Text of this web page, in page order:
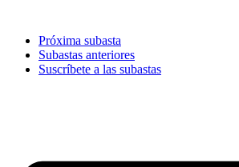
contenidoPróxima subasta
Subastas anteriores
Suscríbete a las subastas